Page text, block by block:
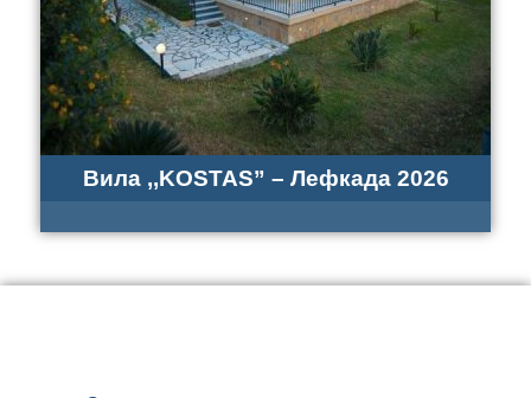
Вила ,,KOSTAS” – Лефкада 2026